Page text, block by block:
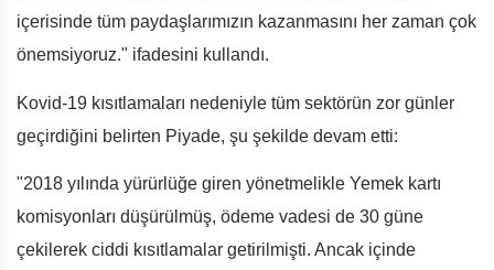
içerisinde tüm paydaşlarımızın kazanmasını her zaman çok
önemsiyoruz." ifadesini kullandı.
Kovid-19 kısıtlamaları nedeniyle tüm sektörün zor günler
geçirdiğini belirten Piyade, şu şekilde devam etti:
"2018 yılında yürürlüğe giren yönetmelikle Yemek kartı
komisyonları düşürülmüş, ödeme vadesi de 30 güne
çekilerek ciddi kısıtlamalar getirilmişti. Ancak içinde